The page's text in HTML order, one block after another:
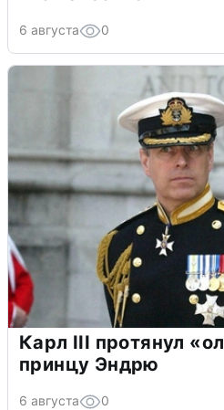
6 августа 0
Карл III протянул
принцу Эндрю
6 августа 0